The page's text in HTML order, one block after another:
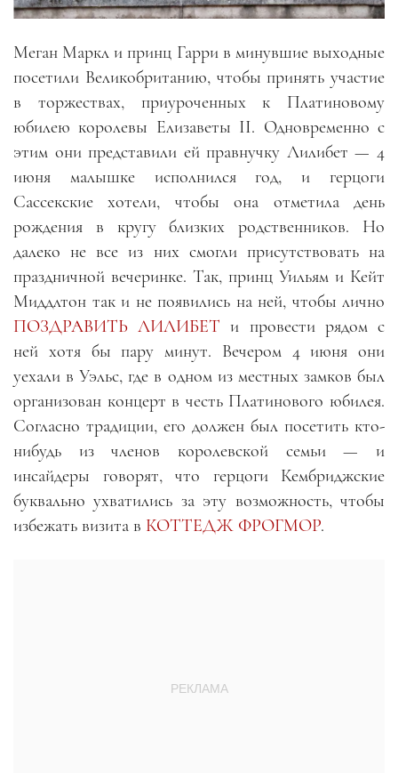
Меган Маркл и принц Гарри в минувшие выходные
посетили Великобританию, чтобы принять участие
в торжествах, приуроченных к Платиновому
юбилею королевы Елизаветы II. Одновременно с
этим они представили ей правнучку Лилибет — 4
июня малышке исполнился год, и герцоги
Сассекские хотели, чтобы она отметила день
рождения в кругу близких родственников. Но
далеко не все из них смогли присутствовать на
праздничной вечеринке. Так, принц Уильям и Кейт
Миддлтон так и не появились на ней, чтобы лично
ПОЗДРАВИТЬ ЛИЛИБЕТ и провести рядом с
ней хотя бы пару минут. Вечером 4 июня они
уехали в Уэльс, где в одном из местных замков был
организован концерт в честь Платинового юбилея.
Согласно традиции, его должен был посетить кто-
нибудь из членов королевской семьи — и
инсайдеры говорят, что герцоги Кембриджские
буквально ухватились за эту возможность, чтобы
избежать визита в КОТТЕДЖ ФРОГМОР.